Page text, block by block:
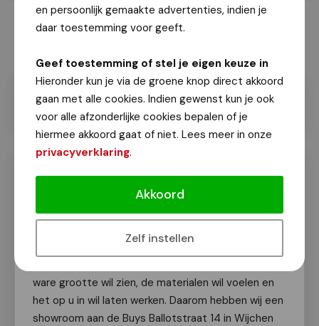
en persoonlijk gemaakte advertenties, indien je
daar toestemming voor geeft.
Geef toestemming of stel je eigen keuze in
Hieronder kun je via de groene knop direct akkoord
gaan met alle cookies. Indien gewenst kun je ook
voor alle afzonderlijke cookies bepalen of je
hiermee akkoord gaat of niet. Lees meer in onze
privacyverklaring.
Akkoord
Zelf instellen
Kroon Montage Zonwering & Rolluiken
wenst u prettige feestdagen!
Van onze redactie
13 december 2023
ware grootte wil zien, de materialen wil voelen en
het op u in wil laten werken. Daarom hebben wij een
showroom aan de Buys Ballotstraat 14 in Wijchen